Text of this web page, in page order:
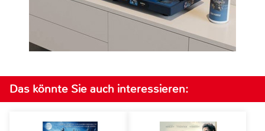
Das könnte Sie auch interessieren: